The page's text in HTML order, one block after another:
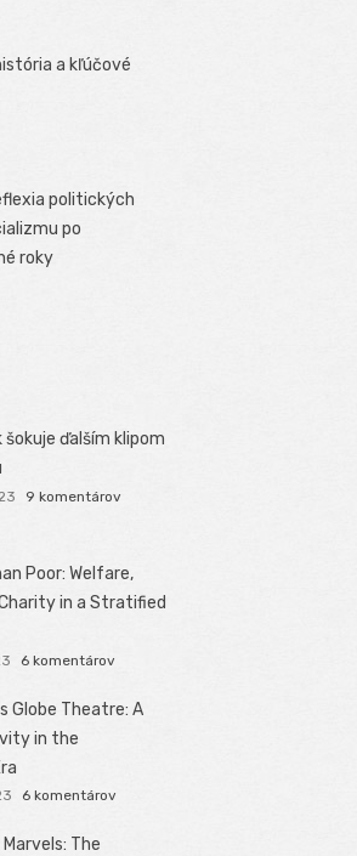
a kľúčové
politických
po
roky
šokuje ďalším klipom
9 komentárov
Poor: Welfare,
in a Stratified
6 komentárov
Globe Theatre: A
in the
6 komentárov
The